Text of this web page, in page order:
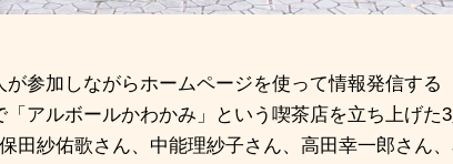
が参加しながらホームページを使って情報発信する
「アルボールかわかみ」という喫茶店を立ち上げた3
田紗佑歌さん、中能理紗子さん、高田幸一郎さん